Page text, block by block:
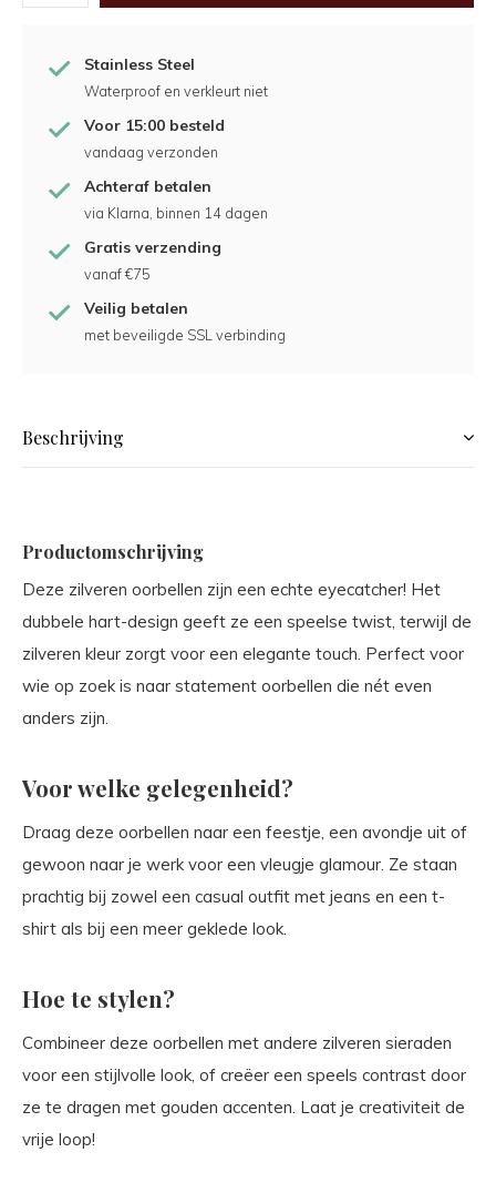
Stainless Steel
Waterproof en verkleurt niet
Voor 15:00 besteld
vandaag verzonden
Achteraf betalen
via Klarna, binnen 14 dagen
Gratis verzending
vanaf €75
Veilig betalen
met beveiligde SSL verbinding
Beschrijving
Productomschrijving
Deze zilveren oorbellen zijn een echte eyecatcher! Het
dubbele hart-design geeft ze een speelse twist, terwijl de
zilveren kleur zorgt voor een elegante touch. Perfect voor
wie op zoek is naar statement oorbellen die nét even
anders zijn.
Voor welke gelegenheid?
Draag deze oorbellen naar een feestje, een avondje uit of
gewoon naar je werk voor een vleugje glamour. Ze staan
prachtig bij zowel een casual outfit met jeans en een t-
shirt als bij een meer geklede look.
Hoe te stylen?
Combineer deze oorbellen met andere zilveren sieraden
voor een stijlvolle look, of creëer een speels contrast door
ze te dragen met gouden accenten. Laat je creativiteit de
vrije loop!